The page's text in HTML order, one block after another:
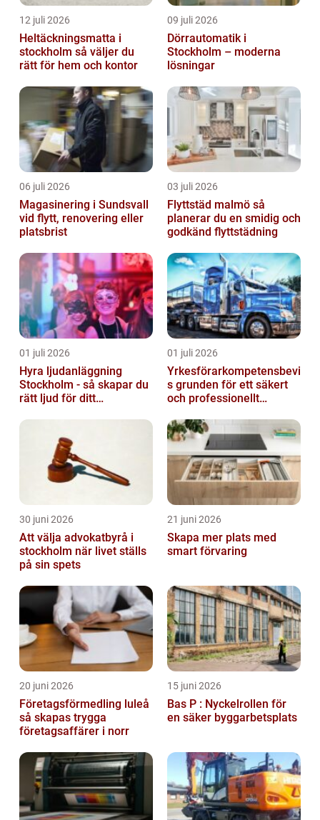
12 juli 2026
Heltäckningsmatta i
stockholm så väljer du
rätt för hem och kontor
09 juli 2026
Dörrautomatik i
Stockholm – moderna
lösningar
06 juli 2026
Magasinering i Sundsvall
vid flytt, renovering eller
platsbrist
03 juli 2026
Flyttstäd malmö så
planerar du en smidig och
godkänd flyttstädning
01 juli 2026
Hyra ljudanläggning
Stockholm - så skapar du
rätt ljud för ditt
01 juli 2026
Yrkesförarkompetensbevi
s grunden för ett säkert
och professionellt
30 juni 2026
Att välja advokatbyrå i
stockholm när livet ställs
på sin spets
21 juni 2026
Skapa mer plats med
smart förvaring
20 juni 2026
Företagsförmedling luleå
så skapas trygga
företagsaffärer i norr
15 juni 2026
Bas P : Nyckelrollen för
en säker byggarbetsplats